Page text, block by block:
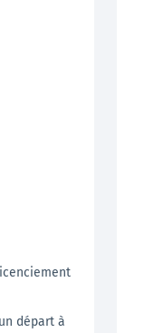
départ à